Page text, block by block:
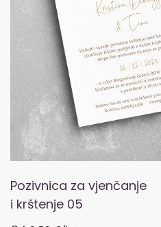
Pozivnica za vjenčanje
i krštenje 05